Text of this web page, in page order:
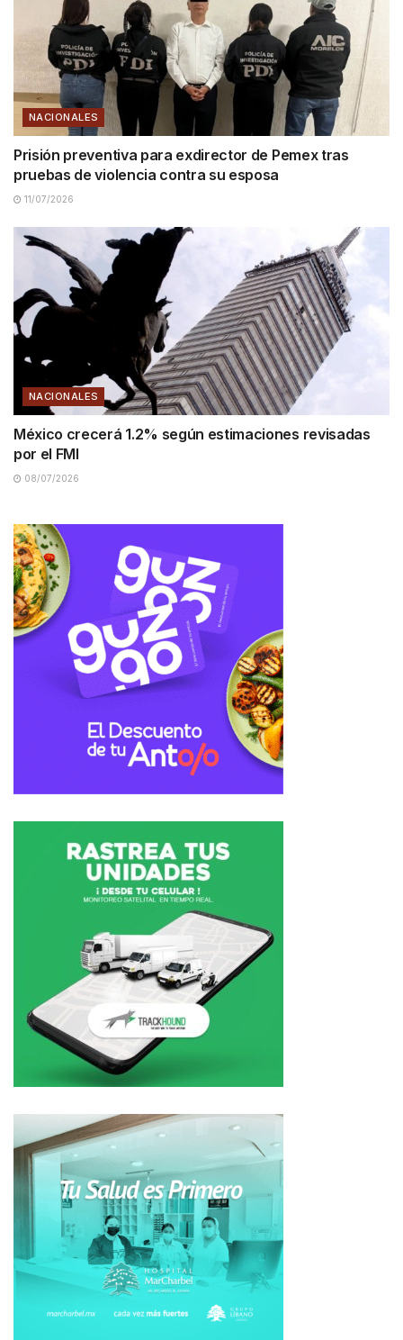
NACIONALES
Prisión preventiva para exdirector de Pemex tras
pruebas de violencia contra su esposa
11/07/2026
NACIONALES
México crecerá 1.2% según estimaciones revisadas
por el FMI
08/07/2026